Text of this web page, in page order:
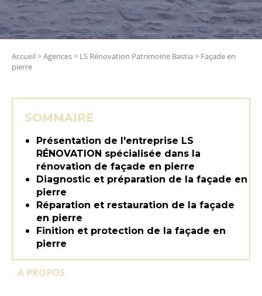
Accueil >Agences> LS Rénovation Patrimoine Bastia > Façade en
pierre
SOMMAIRE
Présentation de l'entreprise LS
RÉNOVATION spécialisée dans la
rénovation de façade en pierre
Diagnostic et préparation de la façade en
pierre
Réparation et restauration de la façade
en pierre
Finition et protection de la façade en
pierre
A PROPOS